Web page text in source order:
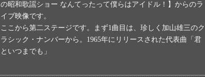
の昭和歌謡ショー なんてったって僕らはアイドル！】からのラ
イブ映像です。
ここから第二ステージです。まず1曲目は、珍しく加山雄三のク
ラシック・ナンバーから。1965年にリリースされた代表曲「君
といつまでも」